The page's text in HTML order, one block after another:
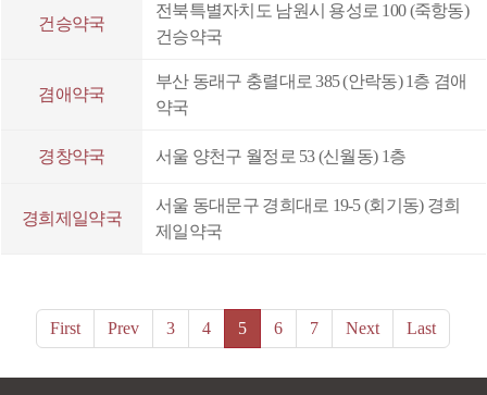
부스팅팅플러스
건승약국
전북특별자치도 남원시 용성로 100 (죽항동)
건승약국
겸애약국
부산 동래구 충렬대로 385 (안락동) 1층 겸애
약국
경창약국 서울 양천구 월정로 53 (신월동) 1층
경희제일약국
서울 동대문구 경희대로 19-5 (회기동) 경희
제일약국
First Prev 3 4 5 6 7 Next Last